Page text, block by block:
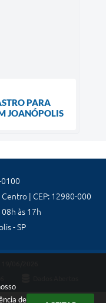
de
PARA
JOANÓPOLIS
| CEP: 12980-000
às 17h
- SP